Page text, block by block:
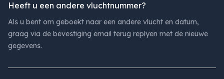
Heeft u een andere vluchtnummer?
Als u bent om geboekt naar een andere vlucht en datum,
graag via de bevestiging email terug replyen met de nieuwe
gegevens.